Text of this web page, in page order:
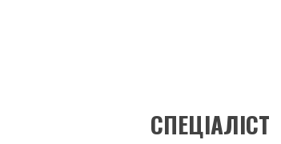
СПЕЦІАЛІСТ